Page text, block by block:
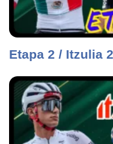
Etapa 2 / Itzulia